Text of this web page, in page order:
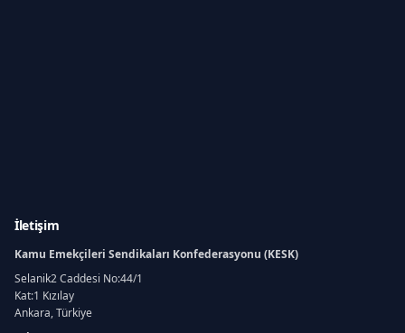
İletişim
Kamu Emekçileri Sendikaları Konfederasyonu (KESK)
Selanik2 Caddesi No:44/1
Kat:1 Kızılay
Ankara, Türkiye